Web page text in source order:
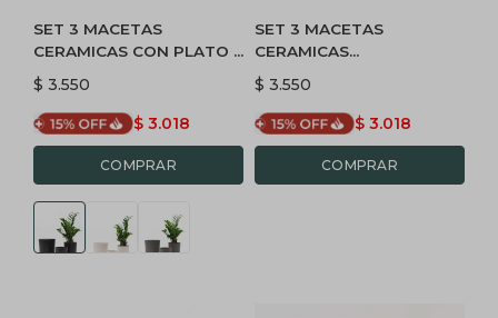
SET 3 MACETAS
CERAMICAS CON PLATO -
NEGRO
$ 3.550
$ 3.018
SET 3 MACETAS
CERAMICAS
MINIMALISTAS
$ 3.550
$ 3.018